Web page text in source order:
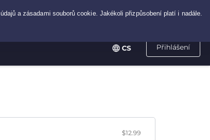
Přihlášení
CS
$12.99